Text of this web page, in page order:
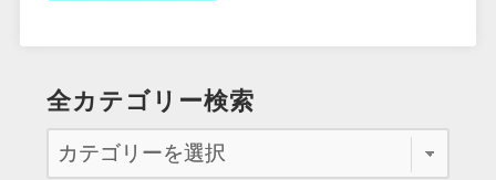
全カテゴリー検索